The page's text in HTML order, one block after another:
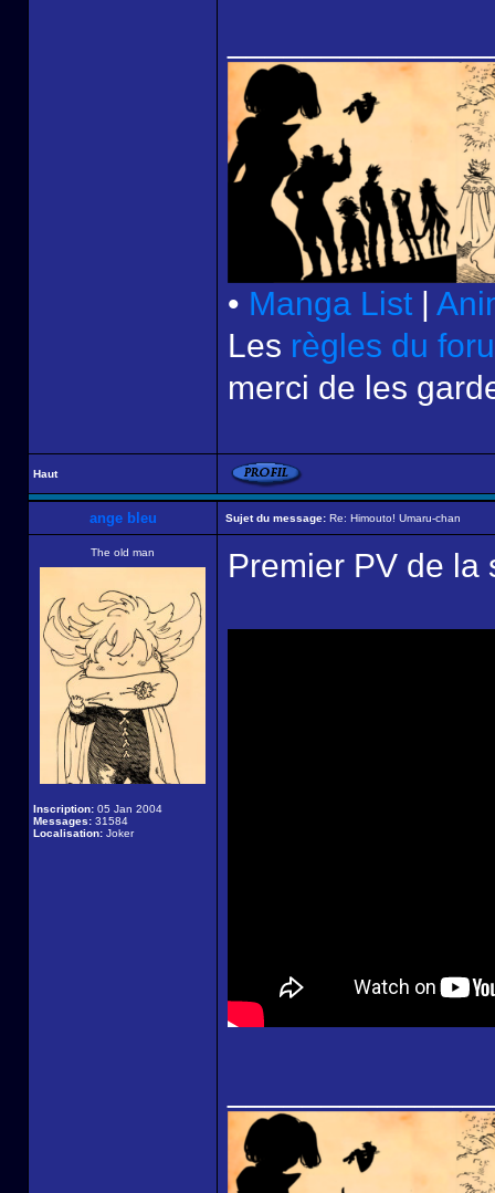
• Manga List |
Les règles du
merci de les
Haut
ange bleu Sujet du message: Re: Himouto! Umaru-chan
The old man
Inscription: 05 Jan 2004
Messages: 31584
Localisation: Joker
Premier PV de la